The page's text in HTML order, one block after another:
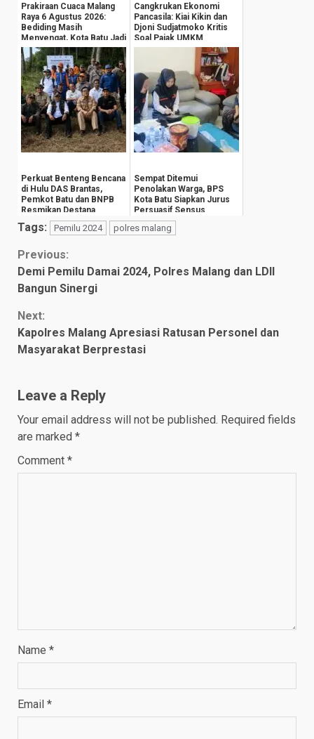
Prakiraan Cuaca Malang
Raya 6 Agustus 2026:
Bediding Masih
Menyengat, Kota Batu Jadi
yang Terdingin
Cangkrukan Ekonomi
Pancasila: Kiai Kikin dan
Djoni Sudjatmoko Kritis
Soal Pajak UMKM
Perkuat Benteng Bencana
di Hulu DAS Brantas,
Pemkot Batu dan BNPB
Resmikan Destana
Giripurno
Sempat Ditemui
Penolakan Warga, BPS
Kota Batu Siapkan Jurus
Persuasif Sensus
Ekonomi 2026
Tags: Pemilu 2024 polres malang
Continue
Reading
Previous:
Demi Pemilu Damai 2024, Polres Malang dan LDII
Bangun Sinergi
Next:
Kapolres Malang Apresiasi Ratusan Personel dan
Masyarakat Berprestasi
Leave a Reply
Your email address will not be published. Required fields
are marked *
Comment *
Name *
Email *